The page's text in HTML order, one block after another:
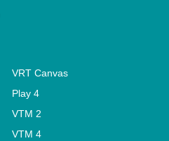
VRT Canvas
Play 4
VTM 2
VTM 4